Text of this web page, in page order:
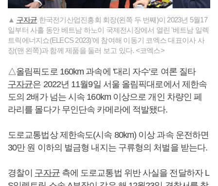
▲ 구자균 한국전기산업진흥회 회장(왼쪽 두 번째)이 2023년 5월17
일부터 사흘 동안 베트남 하노이 국제전시장에서 열린 '베트남 일렉
트릭에너지쇼(ELECS 2023)'에 참여해 이동기 코엑스 대표이사 사
장(맨 왼쪽)과 함께 제품을 둘러 보고 있다. <코엑스>
△올림픽도로 160km 과속에 '대리 자수'로 여론 질타
구자균은 2022년 11월9일 서울 올림픽대로에서 제한속
도의 2배가 넘는 시속 160km 이상으로 개인 차량인 페
라리를 몰다가 무인단속 카메라에 적발됐다.
도로교통법상 제한속도(시속 80km) 이상 과속 운전하면
30만 원 이하의 벌금형 내지는 구류형의 처벌을 받는다.
경찰이 구자균측에 도로교통법 위반 사실을 전달하자 L